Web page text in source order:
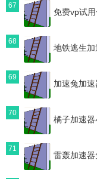
67
免费vp试
68
地铁逃生
69
加速兔加速
70
橘子加速器
71
雷轰加速器